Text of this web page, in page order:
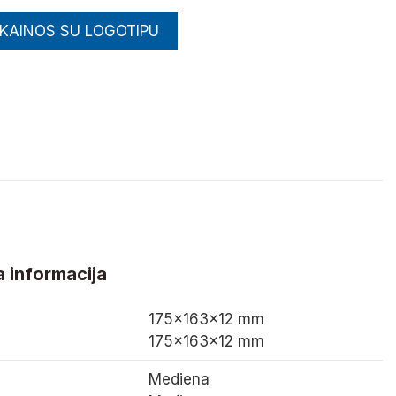
SU LOGOTIPU
informacija
175×163×12 mm
175×163×12 mm
Mediena